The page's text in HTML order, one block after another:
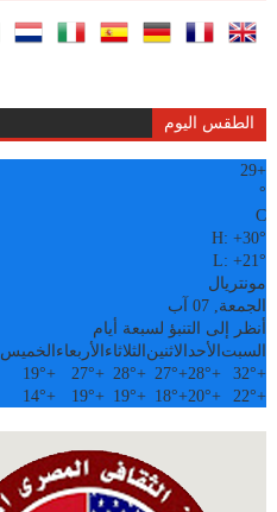
الطقس اليوم
+
29
°
C
H:+30°
L:+21°
مونتريال
الجمعة, 07 آب
أنظر إلى التنبؤ لسبعة أيام
السبت الأحدالاثنين الثلاثاء الأربعاء الخميس
+
32°
+
28°
+
27°
+
28°
+
27°
+
19°
+
22°
+
20°
+
18°
+
19°
+
19°
+
14°